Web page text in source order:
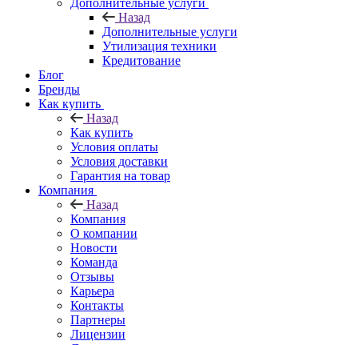
Дополнительные услуги
Назад
Дополнительные услуги
Утилизация техники
Кредитование
Блог
Бренды
Как купить
Назад
Как купить
Условия оплаты
Условия доставки
Гарантия на товар
Компания
Назад
Компания
О компании
Новости
Команда
Отзывы
Карьера
Контакты
Партнеры
Лицензии